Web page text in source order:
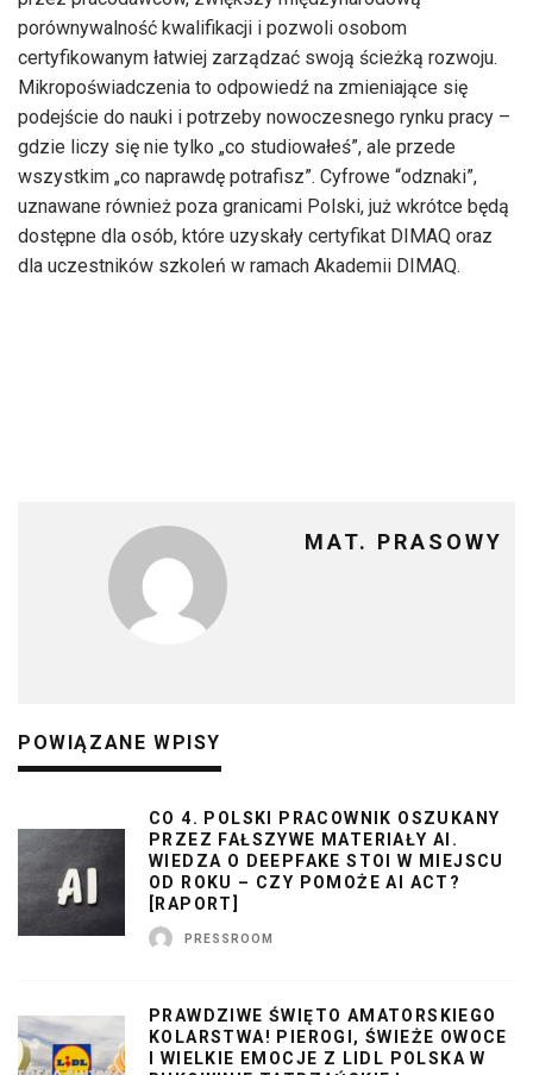
porównywalność kwalifikacji i pozwoli osobom
certyfikowanym łatwiej zarządzać swoją ścieżką rozwoju.
Mikropoświadczenia to odpowiedź na zmieniające się
podejście do nauki i potrzeby nowoczesnego rynku pracy –
gdzie liczy się nie tylko „co studiowałeś”, ale przede
wszystkim „co naprawdę potrafisz”. Cyfrowe “odznaki”,
uznawane również poza granicami Polski, już wkrótce będą
dostępne dla osób, które uzyskały certyfikat DIMAQ oraz
dla uczestników szkoleń w ramach Akademii DIMAQ.
MAT. PRASOWY
POWIĄZANE WPISY
CO 4. POLSKI PRACOWNIK OSZUKANY
PRZEZ FAŁSZYWE MATERIAŁY AI.
WIEDZA O DEEPFAKE STOI W MIEJSCU
OD ROKU – CZY POMOŻE AI ACT?
[RAPORT]
PRESSROOM
PRAWDZIWE ŚWIĘTO AMATORSKIEGO
KOLARSTWA! PIEROGI, ŚWIEŻE OWOCE
I WIELKIE EMOCJE Z LIDL POLSKA W